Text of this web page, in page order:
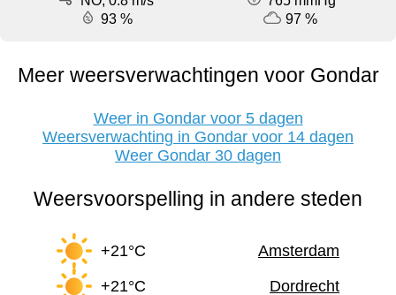
93 %
97 %
Meer weersverwachtingen voor Gondar
Weer in Gondar voor 5 dagen
Weersverwachting in Gondar voor 14 dagen
Weer Gondar 30 dagen
Weersvoorspelling in andere steden
+21°C
Amsterdam
+21°C
Dordrecht